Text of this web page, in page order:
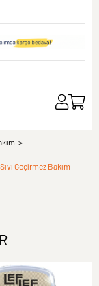
Geçirmez Bakım